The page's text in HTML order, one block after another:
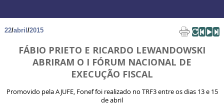
22/abril /2015
FÁBIO PRIETO E RICARDO LEWANDOWSKI
ABRIRAM O I FÓRUM NACIONAL DE
EXECUÇÃO FISCAL
Promovido pela AJUFE, Fonef foi realizado no TRF3 entre os dias 13 e 15
de abril